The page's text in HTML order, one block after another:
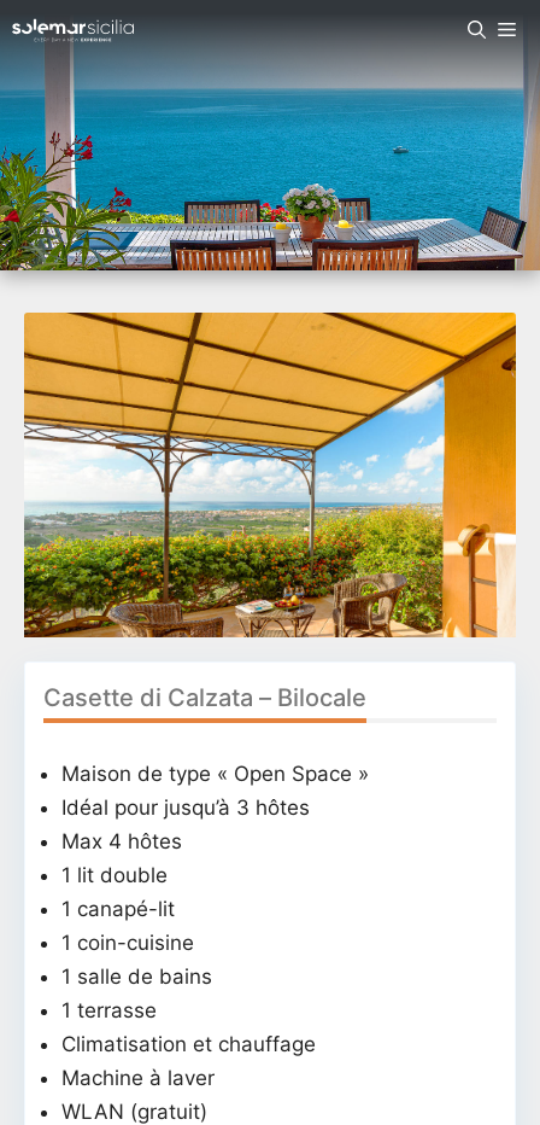
Casette di Calzata – Bilocale
Maison de type « Open Space »
Idéal pour jusqu’à 3 hôtes
Max 4 hôtes
1 lit double
1 canapé-lit
1 coin-cuisine
1 salle de bains
1 terrasse
Climatisation et chauffage
Machine à laver
WLAN (gratuit)